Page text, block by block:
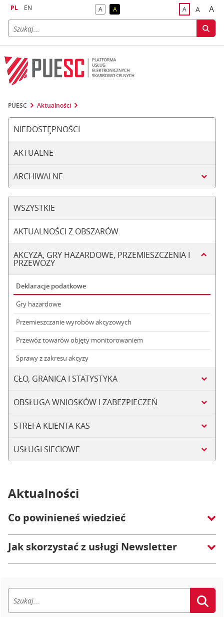
PL EN Akontrast domyślny
Akontrast żółty tekst na czarnym tle
Adomyślna
A A
PUESC Aktualności
NIEDOSTĘPNOŚCI
AKTUALNE
ARCHIWALNE
WSZYSTKIE
AKTUALNOŚCI Z OBSZARÓW
AKCYZA, GRY HAZARDOWE, PRZEMIESZCZENIA I
PRZEWOZY
Deklaracje podatkowe
Gry hazardowe
Przemieszczanie wyrobów akcyzowych
Przewóz towarów objęty monitorowaniem
Sprawy z zakresu akcyzy
CŁO, GRANICA I STATYSTYKA
OBSŁUGA WNIOSKÓW I ZABEZPIECZEŃ
STREFA KLIENTA KAS
USŁUGI SIECIOWE
Aktualności
Co powinieneś wiedzieć
Jak skorzystać z usługi Newsletter